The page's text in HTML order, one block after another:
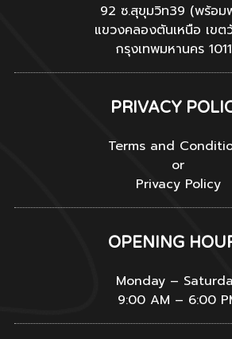
92 ซ.สุขุมวิท39 (พร้อม
แขวงคลองตันเหนือ เข
กรุงเทพมหานคร
PRIVACY
Terms and
or
Privacy Policy
OPENING
Monday –
9:00 AM – 6:00